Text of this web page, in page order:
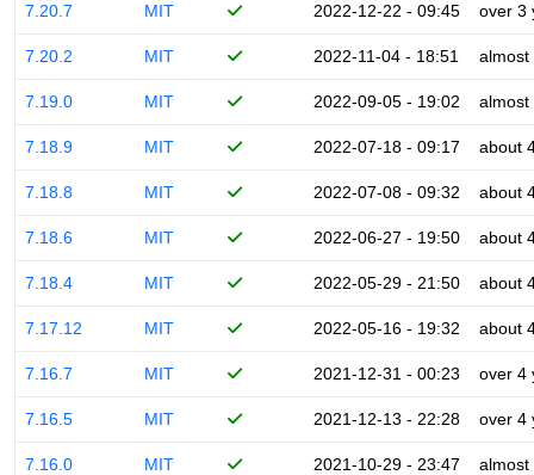
7.20.7 MIT 2022-12-22 - 09:45 over 3
7.20.2 MIT 2022-11-04 - 18:51 almost
7.19.0 MIT 2022-09-05 - 19:02 almost
7.18.9 MIT 2022-07-18 - 09:17 about
7.18.8 MIT 2022-07-08 - 09:32 about
7.18.6 MIT 2022-06-27 - 19:50 about
7.18.4 MIT 2022-05-29 - 21:50 about
7.17.12 MIT 2022-05-16 - 19:32 about
7.16.7 MIT 2021-12-31 - 00:23 over 4
7.16.5 MIT 2021-12-13 - 22:28 over 4
7.16.0 MIT 2021-10-29 - 23:47 almost